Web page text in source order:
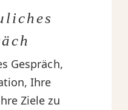
Gespräch,
Ihre
Ziele zu